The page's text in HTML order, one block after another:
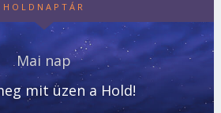
HOLDNAPTÁR
Mai nap
mit üzen a Hold!